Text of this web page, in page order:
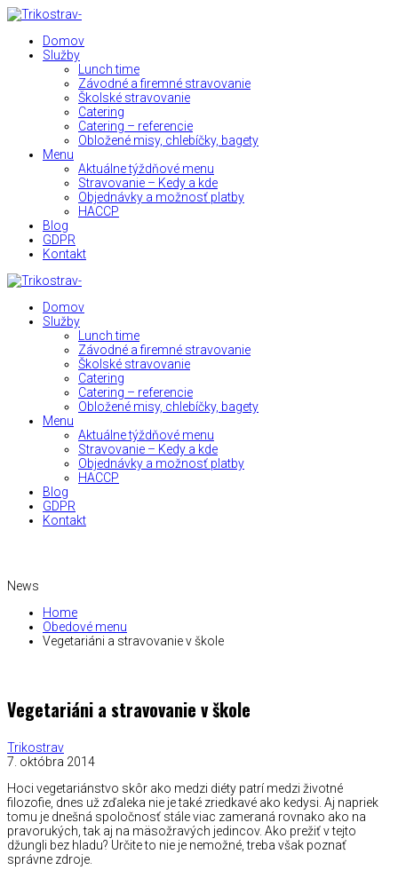
Domov
Služby
Lunch time
Závodné a firemné stravovanie
Školské stravovanie
Catering
Catering – referencie
Obložené misy, chlebíčky, bagety
Menu
Aktuálne týždňové menu
Stravovanie – Kedy a kde
Objednávky a možnosť platby
HACCP
Blog
GDPR
Kontakt
Domov
Služby
Lunch time
Závodné a firemné stravovanie
Školské stravovanie
Catering
Catering – referencie
Obložené misy, chlebíčky, bagety
Menu
Aktuálne týždňové menu
Stravovanie – Kedy a kde
Objednávky a možnosť platby
HACCP
Blog
GDPR
Kontakt
News
Home
Obedové menu
Vegetariáni a stravovanie v škole
Vegetariáni a stravovanie v škole
Trikostrav
7. októbra 2014
Hoci vegetariánstvo skôr ako medzi diéty patrí medzi životné
filozofie, dnes už zďaleka nie je také zriedkavé ako kedysi. Aj napriek
tomu je dnešná spoločnosť stále viac zameraná rovnako ako na
pravorukých, tak aj na mäsožravých jedincov. Ako prežiť v tejto
džungli bez hladu? Určite to nie je nemožné, treba však poznať
správne zdroje.